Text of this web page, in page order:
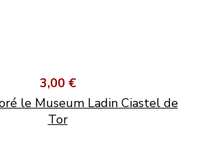
3,00 €
le Museum Ladin Ciastel de
Tor